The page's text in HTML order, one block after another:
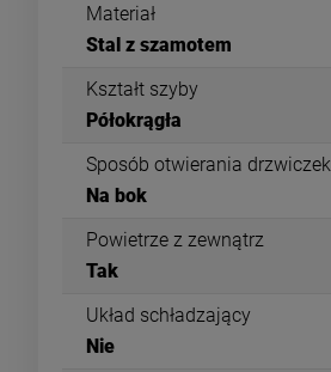
Materiał
Stal z szamotem
Kształt szyby
Półokrągła
Sposób otwierania drzwiczek
Na bok
Powietrze z zewnątrz
Tak
Układ schładzający
Nie